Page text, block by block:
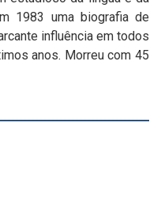
1983 uma biografia de
influência em todos
anos. Morreu com 45